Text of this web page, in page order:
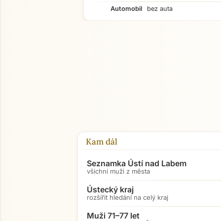
Automobil
bez auta
Kam dál
Seznamka Ústí nad Labem
všichni muži z města
Ústecký kraj
rozšířit hledání na celý kraj
Muži 71–77 let